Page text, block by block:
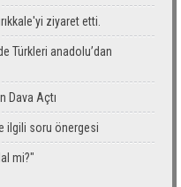
ziyaret etti.
Türkleri anadolu’dan
Dava Açtı
ilgili soru önergesi
mi?"